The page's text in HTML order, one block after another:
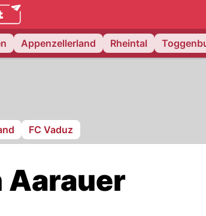
Appenzellerland Rheintal
FC Vaduz
Aarauer